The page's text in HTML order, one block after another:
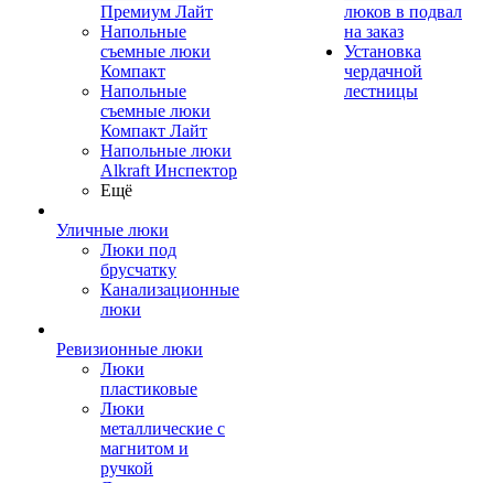
Премиум Лайт
Напольные
съемные люки
Компакт
Напольные
съемные люки
Компакт Лайт
Напольные люки
Alkraft Инспектор
Ещё
Уличные люки
Люки под
брусчатку
Канализационные
люки
Ревизионные люки
Люки
пластиковые
Люки
металлические с
магнитом и
ручкой
люков в подвал
на заказ
Установка
чердачной
лестницы